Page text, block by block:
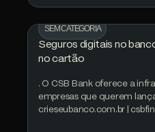
SEM CATEGORIA
Seguros digitais no
no cartão
. O CSB Bank oferece a
empresas que querem
crieseubanco.com.br |